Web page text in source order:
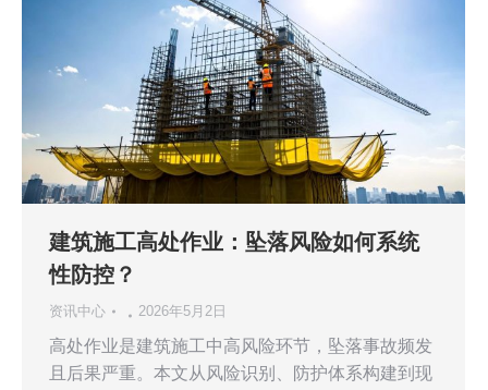
建筑施工高处作业：坠落风险如何系统
性防控？
资讯中心 2026年5月2日
高处作业是建筑施工中高风险环节，坠落事故频发
且后果严重。本文从风险识别、防护体系构建到现